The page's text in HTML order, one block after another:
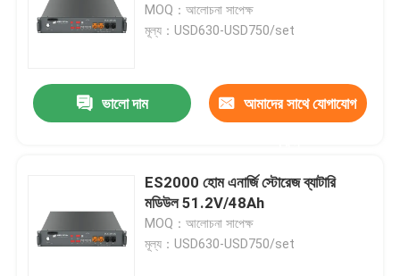
কারখানা ভ্রমণ
যোগাযোগ করুন
MOQ：আলোচনা সাপেক্ষ
মূল্য：USD630-USD750/set
ভালো দাম আমাদের সাথে যোগাযোগ
ES2000 হোম এনার্জি স্টোরেজ ব্যাটারি
মডিউল 51.2V/48Ah
MOQ：আলোচনা সাপেক্ষ
মূল্য：USD630-USD750/set